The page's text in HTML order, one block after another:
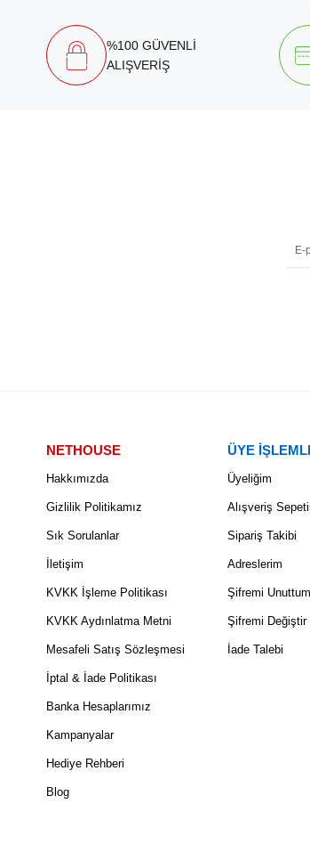
%100 GÜVENLİ
ALIŞVERİŞ
NETHOUSE
Hakkımızda
Gizlilik Politikamız
Sık Sorulanlar
İletişim
KVKK İşleme Politikası
KVKK Aydınlatma Metni
Mesafeli Satış Sözleşmesi
İptal & İade Politikası
Banka Hesaplarımız
Kampanyalar
Hediye Rehberi
Blog
ÜYE
Üyeliğim
Alışveriş
Sipariş Takibi
Adreslerim
Şifremi Unuttum
Şifremi Değiştir
İade Talebi